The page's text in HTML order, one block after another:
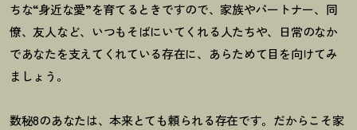
ちな“身近な愛”を育てるときですので、家族やパートナー、同
僚、友人など、いつもそばにいてくれる人たちや、日常のなか
であなたを支えてくれている存在に、あらためて目を向けてみ
ましょう。
数秘8のあなたは、本来とても頼られる存在です。だからこそ家